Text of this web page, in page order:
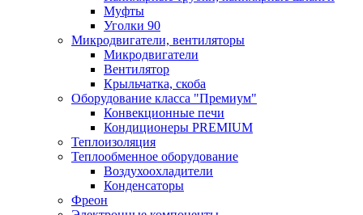
Муфты
Уголки 90
Микродвигатели, вентиляторы
Микродвигатели
Вентилятор
Крыльчатка, скоба
Оборудование класса "Премиум"
Конвекционные печи
Кондиционеры PREMIUM
Теплоизоляция
Теплообменное оборудование
Воздухоохладители
Конденсаторы
Фреон